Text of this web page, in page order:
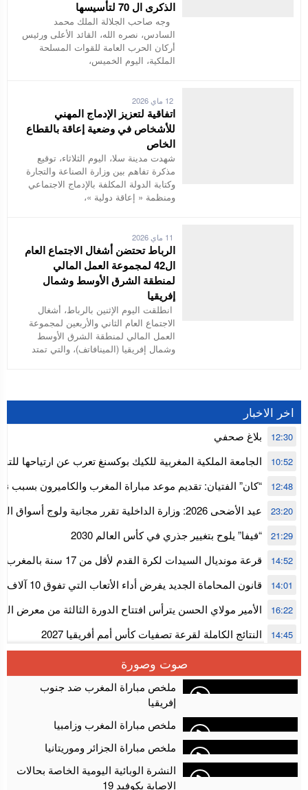
الذكرى ال 70 لتأسيسها
وجه صاحب الجلالة الملك محمد
السادس، نصره الله، القائد الأعلى ورئيس
أركان الحرب العامة للقوات المسلحة
الملكية، اليوم الخميس،
12 ماي 2026
اتفاقية لتعزيز الإدماج المهني
للأشخاص في وضعية إعاقة بالقطاع
الخاص
شهدت مدينة سلا، اليوم الثلاثاء، توقيع
مذكرة تفاهم بين وزارة الصناعة والتجارة
وكتابة الدولة المكلفة بالإدماج الاجتماعي
ومنظمة « إعاقة دولية »،
الرباط تحتضن أشغال الاجتماع العام
ال42 لمجموعة العمل المالي
لمنطقة الشرق الأوسط وشمال
إفريقيا
انطلقت اليوم الإثنين بالرباط، أشغال
الاجتماع العام الثاني والأربعين لمجموعة
العمل المالي لمنطقة الشرق الأوسط
وشمال إفريقيا (المينافاتف)، والتي تمتد
اخر الاخبار
بلاغ صحفي 12:30
الجامعة الملكية المغربية للكيك بوكسنغ تعرب عن ارتياحها
للمجلس الأعلى للحسابات
10:52
“كان” الفتيان: تقديم موعد مباراة المغرب والكاميرون بسبب
إفريقيا
12:48
عيد الأضحى 2026: وزارة الداخلية تقرر مجانية ولوج
استنفار” لتنظيمها
23:20
“فيفا” يلوح بتغيير جذري في كأس العالم 2030 21:29
قرعة مونديال السيدات لكرة
المستوى الأول
14:52
قانون المحاماة الجديد يفرض أداء الأتعاب التي تفوق 10 آلاف درهم بالشيك 14:01
الأمير مولاي الحسن يترأس افتتاح الدورة الثالثة من معرض
الألعاب الإلكترونية
16:22
النتائج الكاملة لقرعة تصفيات كأس أمم أفريقيا 2027 14:45
سلا.. توقيف ثلاثة مروجين وحجز أكثر من 4300 قرص مخدر وكوكايين وإكستازي
أقراص مهلوسة داخل فضاء للشيشة تستنفر شرطة أكادير 12:48
صوت وصورة
ملخص مباراة المغرب ضد جنوب
إفريقيا
ملخص مباراة المغرب وزامبيا
ملخص مباراة الجزائر وموريتانيا
النشرة الوبائية اليومية الخاصة بحالات
الاصابة بكوفيد 19